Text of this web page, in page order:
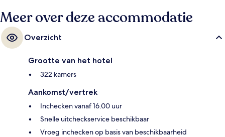
Meer over deze accommodatie
Overzicht
Grootte van het hotel
322 kamers
Aankomst/vertrek
Inchecken vanaf 16.00 uur
Snelle uitcheckservice beschikbaar
Vroeg inchecken op basis van beschikbaarheid